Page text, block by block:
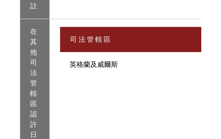
註
在
其
他
司
法
管
轄
區
認
許
日
司 法 管 轄 區
英格蘭及威爾斯